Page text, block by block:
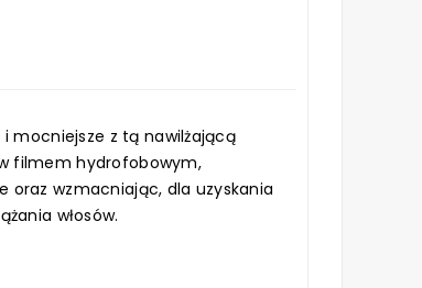
i mocniejsze z tą nawilżającą
filmem hydrofobowym,
oraz wzmacniając, dla uzyskania
włosów.